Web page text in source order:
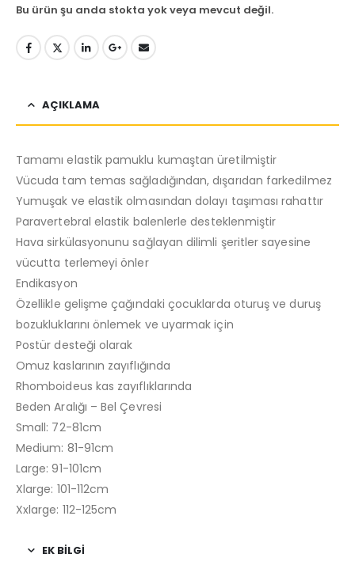
Bu ürün şu anda stokta yok veya mevcut değil.
AÇIKLAMA
Tamamı elastik pamuklu kumaştan üretilmiştir
Vücuda tam temas sağladığından, dışarıdan farkedilmez
Yumuşak ve elastik olmasından dolayı taşıması rahattır
Paravertebral elastik balenlerle desteklenmiştir
Hava sirkülasyonunu sağlayan dilimli şeritler sayesine
vücutta terlemeyi önler
Endikasyon
Özellikle gelişme çağındaki çocuklarda oturuş ve duruş
bozukluklarını önlemek ve uyarmak için
Postür desteği olarak
Omuz kaslarının zayıflığında
Rhomboideus kas zayıflıklarında
Beden Aralığı – Bel Çevresi
Small: 72-81cm
Medium: 81-91cm
Large: 91-101cm
Xlarge: 101-112cm
Xxlarge: 112-125cm
EK BILGI